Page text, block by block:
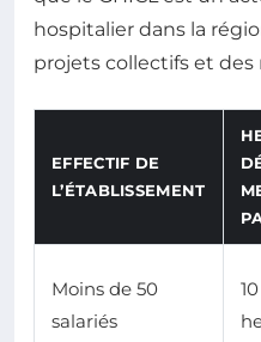
hospitalier dans la
projets collectifs et
EFFECTIF DE
L’ÉTABLISSEMENT
Moins de 50
salariés